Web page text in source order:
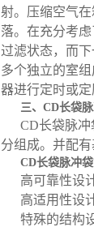
射。压缩空气
落。在充分考
过滤状态，而
多个独立的室
器进行定时或定
三、CD长袋
CD长袋脉
分组成。并配
CD长袋脉冲
高可靠性设
高适用性设
特殊的结构